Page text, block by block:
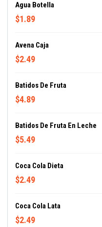
Agua Botella
$1.89
Avena Caja
$2.49
Batidos De Fruta
$4.89
Batidos De Fruta En Leche
$5.49
Coca Cola Dieta
$2.49
Coca Cola Lata
$2.49